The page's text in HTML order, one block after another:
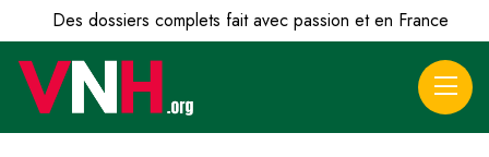
Des dossiers complets fait avec passion et en France